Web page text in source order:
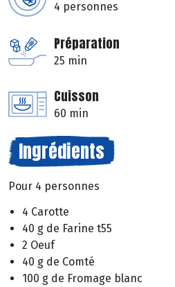
4 personnes
Préparation
25 min
Cuisson
60 min
Ingrédients
Pour 4 personnes
4 Carotte
40 g de Farine t55
2 Oeuf
40 g de Comté
100 g de Fromage blanc